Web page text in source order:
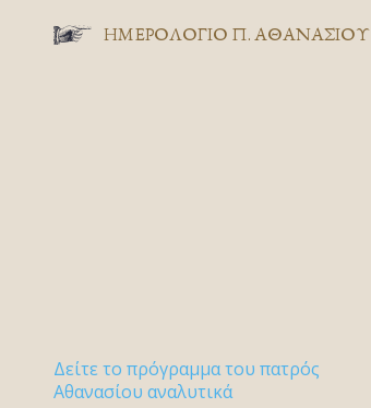
ΗΜΕΡΟΛΟΓΙΟ Π. ΑΘΑΝΑΣΙΟΥ
Δείτε το πρόγραμμα του πατρός
Αθανασίου αναλυτικά